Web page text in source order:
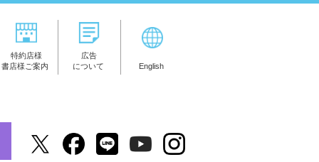
特約店様
書店様ご案内
広告
について
English